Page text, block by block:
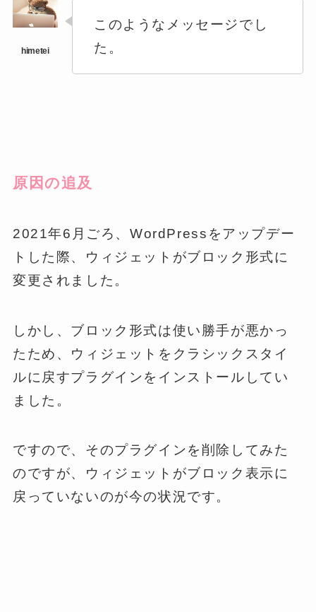
このようなメッセージでし
た。
原因の追及
2021年6月ごろ、WordPressをアップデー
トした際、ウィジェットがブロック形式に
変更されました。
しかし、ブロック形式は使い勝手が悪かっ
たため、ウィジェットをクラシックスタイ
ルに戻すプラグインをインストールしてい
ました。
ですので、そのプラグインを削除してみた
のですが、ウィジェットがブロック表示に
戻っていないのが今の状況です。